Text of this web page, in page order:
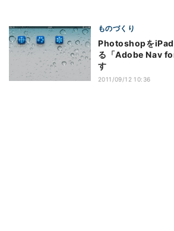
ものづくり
PhotoshopをiPad
る「Adobe Nav
す
2011/09/12 10:36